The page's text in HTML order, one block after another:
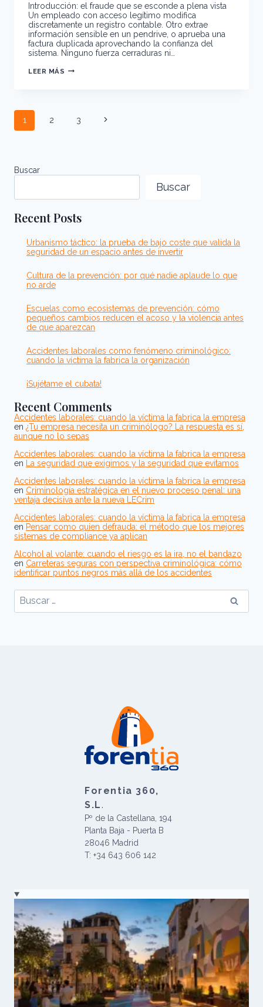
Introducción: el fraude que se esconde a plena vista
Un empleado con acceso legítimo modifica
discretamente un registro contable. Otro extrae
información sensible en un pendrive, o aprueba una
factura duplicada aprovechando la confianza del
sistema. Ninguno fuerza cerraduras ni…
LEER MÁS PREVENCIÓN
PROCESOS
Navegación
de
1 2 3
Siguiente
Buscar
Buscar
Recent Posts
Urbanismo táctico: la prueba de bajo coste que valida la
seguridad de un espacio antes de invertir
Cultura de la prevención: por qué nadie aplaude lo que
no arde
Escuelas como ecosistemas de prevención: cómo
pequeños cambios reducen el acoso y la violencia antes
de que aparezcan
Accidentes laborales como fenómeno criminológico:
cuando la víctima la fabrica la organización
¡Sujétame el cubata!
Recent Comments
Accidentes laborales: cuando la víctima la fabrica la empresa
en ¿Tu empresa necesita un criminólogo? La respuesta es sí,
aunque no lo sepas
Accidentes laborales: cuando la víctima la fabrica la empresa
en
La seguridad que exigimos y la seguridad que evitamos
Accidentes laborales: cuando la víctima la fabrica la empresa
en Criminología estratégica en el nuevo proceso penal: una
ventaja decisiva ante la nueva LECrim
Accidentes laborales: cuando la víctima la fabrica la empresa
en Pensar como quien defrauda: el método que los mejores
sistemas de compliance ya aplican
Alcohol al volante: cuando el riesgo es la ira, no el bandazo
en Carreteras seguras con perspectiva criminológica: cómo
identificar puntos negros más allá de los accidentes
Buscar:
Forentia 360,
S.L.
Pº de la Castellana, 194
Planta Baja - Puerta B
28046 Madrid
T: +34 643 606 142